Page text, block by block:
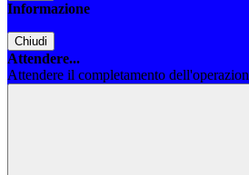
Informazione
Chiudi
Attendere...
Attendere il completamento